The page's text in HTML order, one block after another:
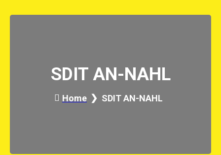
SDIT AN-NAHL
Home SDIT AN-NAHL